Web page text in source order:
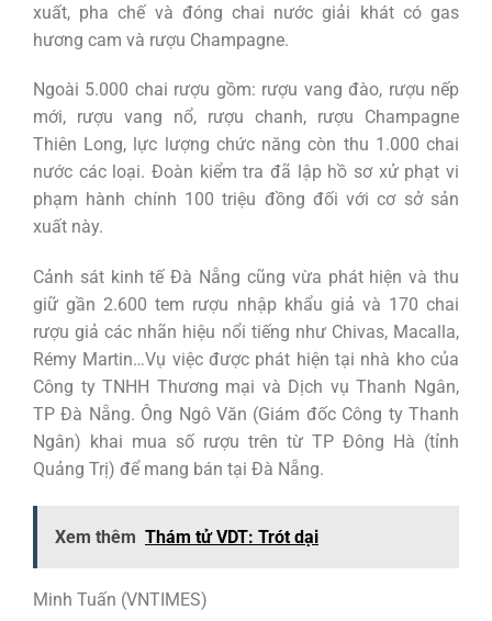
xuất, pha chế và đóng chai nước giải khát có gas
hương cam và rượu Champagne.
Ngoài 5.000 chai rượu gồm: rượu vang đào, rượu nếp
mới, rượu vang nổ, rượu chanh, rượu Champagne
Thiên Long, lực lượng chức năng còn thu 1.000 chai
nước các loại. Đoàn kiểm tra đã lập hồ sơ xử phạt vi
phạm hành chính 100 triệu đồng đối với cơ sở sản
xuất này.
Cảnh sát kinh tế Đà Nẵng cũng vừa phát hiện và thu
giữ gần 2.600 tem rượu nhập khẩu giả và 170 chai
rượu giả các nhãn hiệu nổi tiếng như Chivas, Macalla,
Rémy Martin…Vụ việc được phát hiện tại nhà kho của
Công ty TNHH Thương mại và Dịch vụ Thanh Ngân,
TP Đà Nẵng. Ông Ngô Văn (Giám đốc Công ty Thanh
Ngân) khai mua số rượu trên từ TP Đông Hà (tỉnh
Quảng Trị) để mang bán tại Đà Nẵng.
Xem thêm Thám tử VDT: Trót dại
Minh Tuấn (VNTIMES)